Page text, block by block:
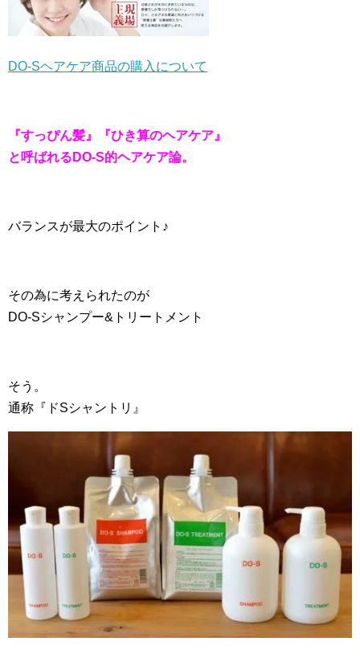
DO-Sヘアケア商品の購入について
『すっぴん髪』『ひき算のヘアケア』
と呼ばれるDO-S的ヘアケア論。
バランスが最大のポイント♪
その為に考えられたのが
DO-Sシャンプー&トリートメント
そう。
通称『ドSシャントリ』